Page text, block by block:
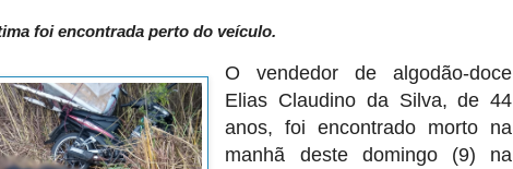
foi encontrada perto do veículo.
O vendedor de algodão-doce
Elias Claudino da Silva, de 44
anos, foi encontrado morto na
manhã deste domingo (9) na